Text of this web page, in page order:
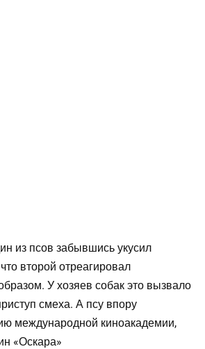
из псов забывшись укусил
второй отреагировал
У хозяев собак это вызвало
смеха. А псу впору
международной киноакадемии,
«Оскара»